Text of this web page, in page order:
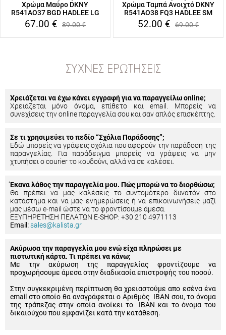
Χρώμα Μαύρο DKNY
R541AO37 BGD HADLEE LG
67.00 € 89.00€
Χρώμα Ταμπά Ανοιχτό DKNY
R541AO38 FQ3 HADLEE SM
52.00 € 69.00€
ΣΥΧΝΈΣ ΕΡΩΤΉΣΕΙΣ
Χρειάζεται να έχω κάνει εγγραφή για να παραγγείλω online;
Χρειάζεται μόνο όνομα, επίθετο και email. Μπορείς να
συνεχίσεις την online παραγγελία σου και σαν απλός επισκέπτης.
Σε τι χρησιμεύει το πεδίο “Σχόλια Παράδοσης”;
Εδώ μπορείς να γράψεις σχόλια που αφορούν την παράδοση της
παραγγελίας. Για παράδειγμα μπορείς να γράψεις να μην
χτυπήσει ο courier το κουδούνι, αλλά να σε καλέσει.
Έκανα λάθος την παραγγελία μου. Πώς μπορώ να το διορθώσω;
Θα πρέπει να μας καλέσεις το συντομότερο δυνατόν στο
κατάστημα και να μας ενημερώσεις ή να επικοινωνήσεις μαζί
μας μέσω e-mail ώστε να το φροντίσουμε άμεσα.
ΕΞΥΠΗΡΕΤΗΣΗ ΠΕΛΑΤΩΝ E-SHOP: +30 210 4971113
Email:sales@kalista.gr
Ακύρωσα την παραγγελία μου ενώ είχα πληρώσει με
πιστωτική κάρτα. Τι πρέπει να κάνω;
Με την ακύρωση της παραγγελίας φροντίζουμε να
προχωρήσουμε άμεσα στην διαδικασία επιστροφής του ποσού.
Στην συγκεκριμένη περίπτωση θα χρειαστούμε απο εσένα ένα
email στο οποίο θα αναγράφεται ο Αριθμός IBAN σου, το όνομα
της τράπεζας στην οποία ανοίκει το IBAN και το όνομα του
δικαιούχου που εμφανίζει κατά την κατάθεση.